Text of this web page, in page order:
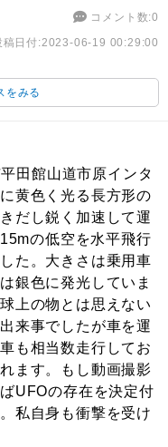
コメント数:0
稿日付:2023-06-19 00:29:00
をみる
田館山道市原インタ
黄色く光る長方形の
だし鋭く加速して運
の低空を水平飛行
た。大きさは乗用車
銀色に発光していま
上の物とは思えない
来事でしたが車を運
も相当数走行してお
ます。もし動画撮影
UFOの存在を決定付
私自身も衝撃を受け